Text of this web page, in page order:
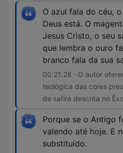
O azul fala do céu,
Deus está. O
Jesus Cristo, o seu
que lembra o ouro
branco fala da sua
00:21:28 · O autor
teológica das cores
de safira descrita no
Porque se o Antigo
valendo até hoje. E
substituído.